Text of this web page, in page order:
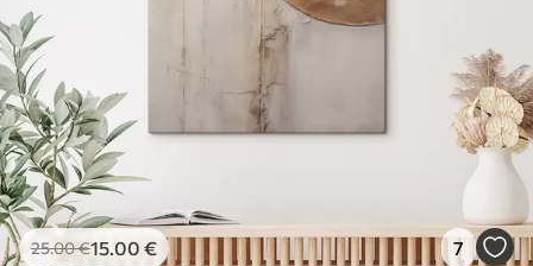
25.00€15.00 € 7